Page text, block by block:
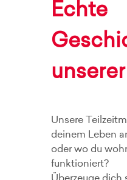
Echte
Unsere
deinem Leben
oder wo du
funktioniert?